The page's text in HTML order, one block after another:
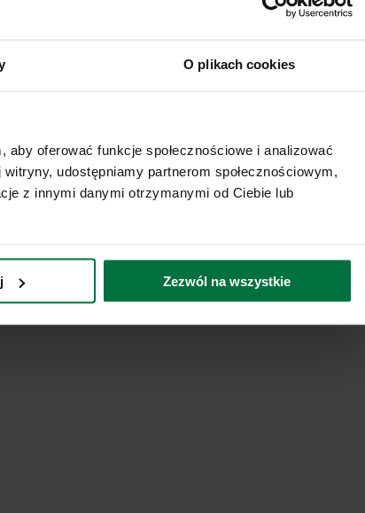
O plikach cookies
oferować funkcje społecznościowe i analizować
udostępniamy partnerom społecznościowym,
z innymi danymi otrzymanymi od Ciebie lub
Zezwól na wszystkie